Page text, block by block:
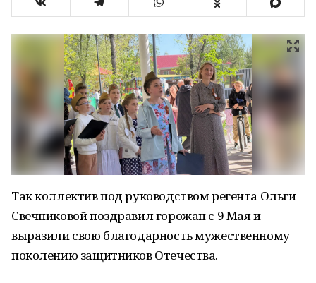
Так коллектив под руководством регента Ольги
Свечниковой поздравил горожан с 9 Мая и
выразили свою благодарность мужественному
поколению защитников Отечества.